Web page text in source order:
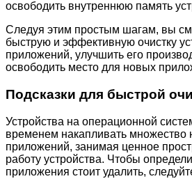
освободить внутреннюю память
Следуя этим простым шагам, вы
быструю и эффективную очистку
приложений, улучшить его
освободить место для новых
Подсказки для быстрой
Устройства на операционной
временем накапливать множество
приложений, занимая ценное
работу устройства. Чтобы
приложения стоит удалить,